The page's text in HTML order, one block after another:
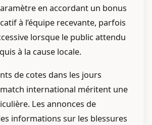
en accordant un bonus
à l’équipe recevante, parfois
lorsque le public attendu
à la cause locale.
de cotes dans les jours
international méritent une
Les annonces de
informations sur les blessures